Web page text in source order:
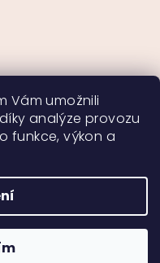
Vám umožnili
analýze provozu
funkce, výkon a